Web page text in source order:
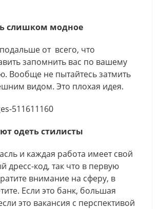
слишком модное
от всего, что
запомнить вас по вашему
Вообще не пытайтесь затмить
видом. Это плохая идея.
одеть стилисты
и каждая работа имеет свой
дресс-код, так что в первую
внимание на сферу, в
Если это банк, большая
это вакансия с перспективой